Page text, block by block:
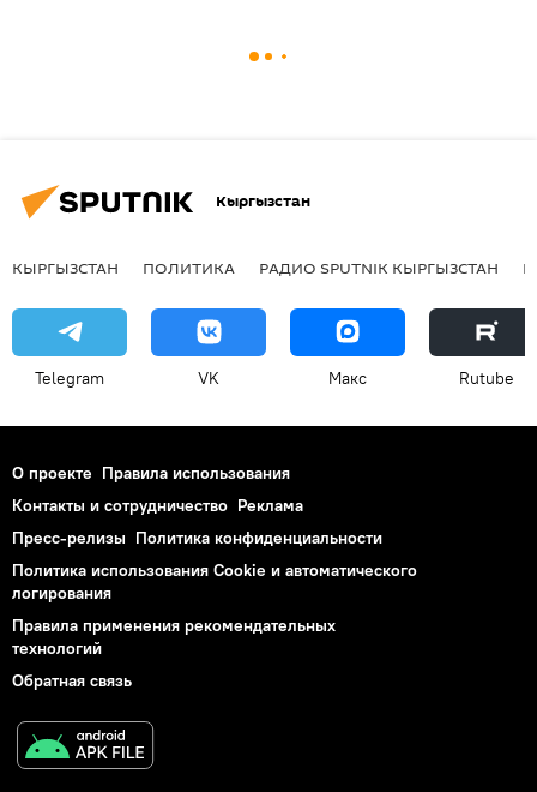
Кыргызстан
КЫРГЫЗСТАН ПОЛИТИКА РАДИО SPUTNIK КЫРГЫЗСТАН
Telegram VK Макс Rutube
О проекте Правила использования
Контакты и сотрудничество Реклама
Пресс-релизы Политика конфиденциальности
Политика использования Cookie и автоматического
логирования
Правила применения рекомендательных
технологий
Обратная связь